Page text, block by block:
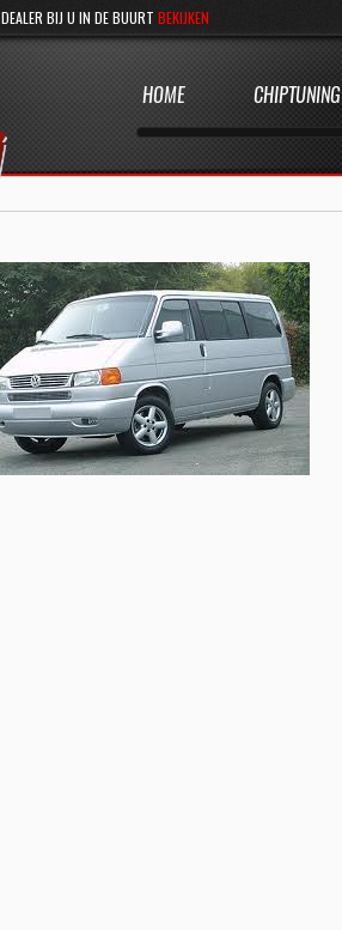
DEALER BIJ U IN DE BUURT BEKIJKEN
HOME CHIPTUNING